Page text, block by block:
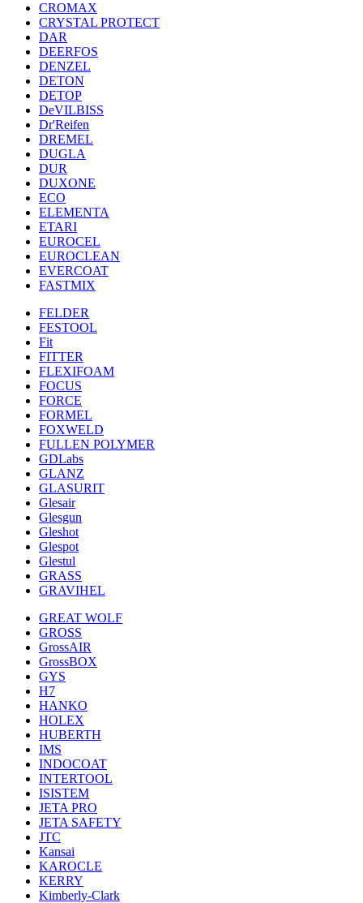
CROMAX
CRYSTAL PROTECT
DAR
DEERFOS
DENZEL
DETON
DETOP
DeVILBISS
Dr'Reifen
DREMEL
DUGLA
DUR
DUXONE
ECO
ELEMENTA
ETARI
EUROCEL
EUROCLEAN
EVERCOAT
FASTMIX
FELDER
FESTOOL
Fit
FITTER
FLEXIFOAM
FOCUS
FORCE
FORMEL
FOXWELD
FULLEN POLYMER
GDLabs
GLANZ
GLASURIT
Glesair
Glesgun
Gleshot
Glespot
Glestul
GRASS
GRAVIHEL
GREAT WOLF
GROSS
GrossAIR
GrossBOX
GYS
H7
HANKO
HOLEX
HUBERTH
IMS
INDOCOAT
INTERTOOL
ISISTEM
JETA PRO
JETA SAFETY
JTC
Kansai
KAROCLE
KERRY
Kimberly-Clark